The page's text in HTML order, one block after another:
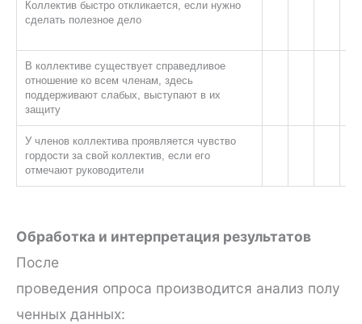
Коллектив быстро откликается, если нужно
сделать полезное дело
В коллективе существует справедливое
отношение ко всем членам, здесь
поддерживают слабых, выступают в их
защиту
У членов коллектива проявляется чувство
гордости за свой коллектив, если его
отмечают руководители
Обработка и интерпретация результатов
После
проведения опроса производится анализ полу
ченных данных: